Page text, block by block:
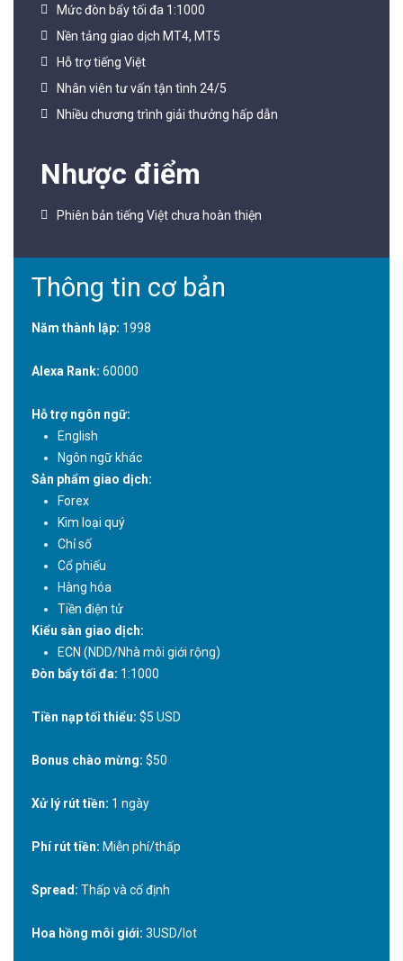
Mức đòn bẩy tối đa 1:1000
Nền tảng giao dịch MT4, MT5
Hỗ trợ tiếng Việt
Nhân viên tư vấn tận tình 24/5
Nhiều chương trình giải thưởng hấp dẫn
Nhược điểm
Phiên bản tiếng Việt chưa hoàn thiện
Thông tin cơ bản
Năm thành lập: 1998
Alexa Rank: 60000
Hỗ trợ ngôn ngữ:
English
Ngôn ngữ khác
Sản phẩm giao dịch:
Forex
Kim loại quý
Chỉ số
Cổ phiếu
Hàng hóa
Tiền điện tử
Kiểu sàn giao dịch:
ECN (NDD/Nhà môi giới rộng)
Đòn bẩy tối đa: 1:1000
Tiền nạp tối thiểu: $5 USD
Bonus chào mừng: $50
Xử lý rút tiền: 1 ngày
Phí rút tiền: Miễn phí/thấp
Spread: Thấp và cố định
Hoa hồng môi giới: 3USD/lot